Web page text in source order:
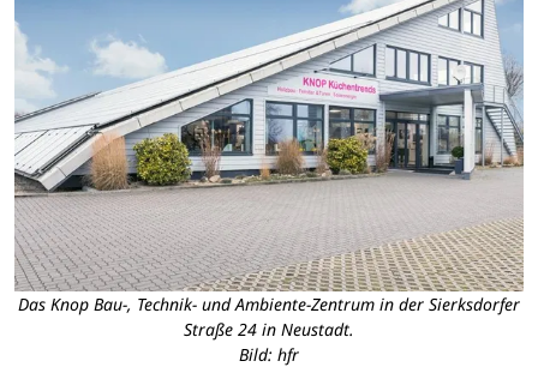
Das Knop Bau-, Technik- und Ambiente-Zentrum in der Sierksdorfer
Straße 24 in Neustadt.
Bild: hfr